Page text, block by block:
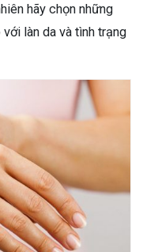
hãy chọn những
làn da và tình trạng